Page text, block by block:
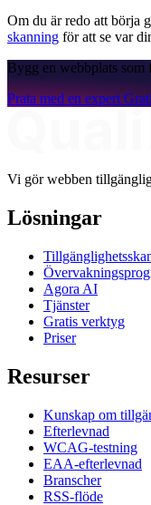
Om du är redo att börja
skanning för att se var
Bygg en webbplats som
Prata med en expert
Vi gör webben
Lösningar
Agora AI
Tjänster
Gratis verktyg
Priser
Resurser
Kunskap om
Efterlevnad
WCAG-testning
EAA-efterlevnad
Branscher
RSS-flöde